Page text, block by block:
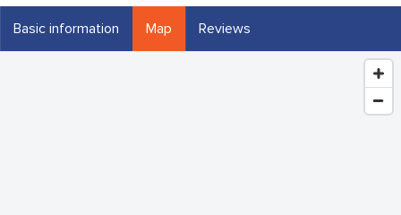
Basic information Map Reviews